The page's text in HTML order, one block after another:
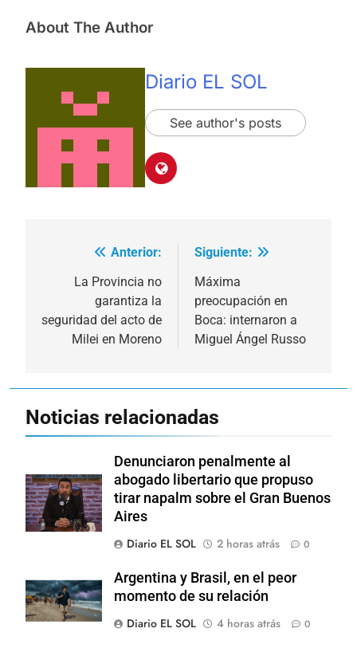
About The Author
Diario EL SOL
See author's posts
Navegación
entradas
Anterior:
La Provincia no
garantiza la
seguridad del acto de
Milei en Moreno
Siguiente:
Máxima
preocupación en
Boca: internaron a
Miguel Ángel Russo
Noticias relacionadas
Denunciaron penalmente al
abogado libertario que propuso
tirar napalm sobre el Gran Buenos
Aires
Diario EL SOL
2 horas atrás 0
Argentina y Brasil, en el peor
momento de su relación
Diario EL SOL
4 horas atrás 0